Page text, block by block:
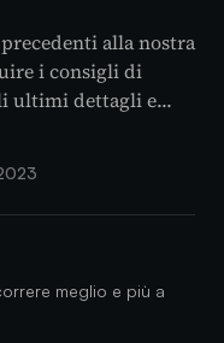
alla nostra
i consigli di
ultimi dettagli e...
meglio e più a